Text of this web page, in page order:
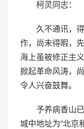
柯灵同志：
久不通讯，
作，尚未得暇，
海上虽被修正主
掀起革命风涛，
令人兴奋鼓舞。
予养病香山
城中地址为“北京